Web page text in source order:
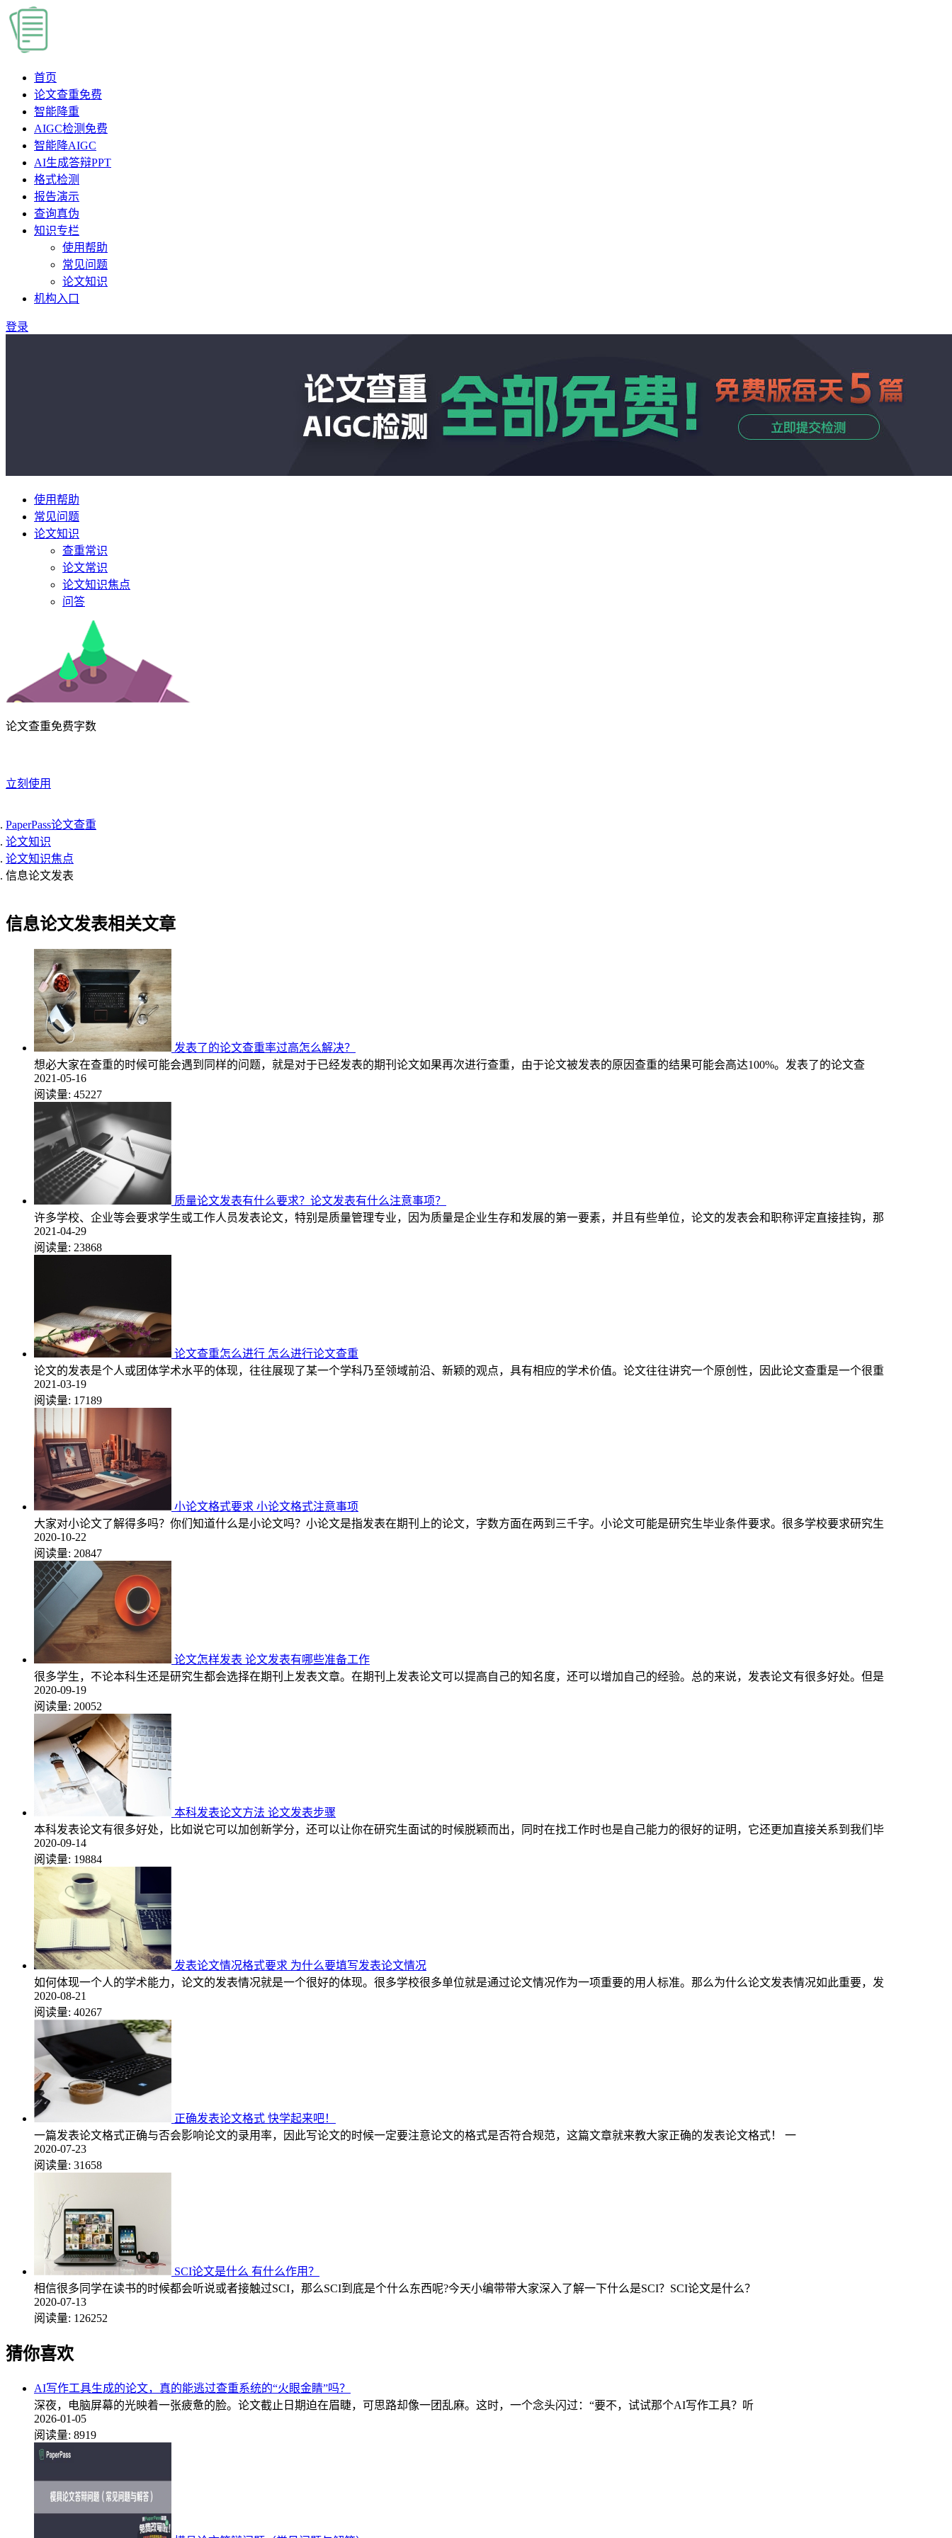
首页
论文查重免费
智能降重
AIGC检测 免费
智能降AIGC
AI生成答辩PPT
格式检测
报告演示
查询真伪
知识专栏
使用帮助
常见问题
论文知识
机构入口
登录
使用帮助
常见问题
论文知识
查重常识
论文常识
论文知识焦点
问答
论文查重免费字数
立刻使用
PaperPass论文查重
论文知识
论文知识焦点
信息论文发表
信息论文发表相关文章
发表了的论文查重率过高怎么解决？
想必大家在查重的时候可能会遇到同样的问题，就是对于已经发表的期刊论文如果再次进行查重，由于论文被发表的原因查重的结果可能会高达100%。发表了的论文查
2021-05-16
阅读量: 45227
质量论文发表有什么要求？论文发表有什么注意事项？
许多学校、企业等会要求学生或工作人员发表论文，特别是质量管理专业，因为质量是企业生存和发展的第一要素，并且有些单位，论文的发表会和职称评定直接挂钩，那
2021-04-29
阅读量: 23868
论文查重怎么进行 怎么进行论文查重
论文的发表是个人或团体学术水平的体现，往往展现了某一个学科乃至领域前沿、新颖的观点，具有相应的学术价值。论文往往讲究一个原创性，因此论文查重是一个很重
2021-03-19
阅读量: 17189
小论文格式要求 小论文格式注意事项
大家对小论文了解得多吗？你们知道什么是小论文吗？小论文是指发表在期刊上的论文，字数方面在两到三千字。小论文可能是研究生毕业条件要求。很多学校要求研究生
2020-10-22
阅读量: 20847
论文怎样发表 论文发表有哪些准备工作
很多学生，不论本科生还是研究生都会选择在期刊上发表文章。在期刊上发表论文可以提高自己的知名度，还可以增加自己的经验。总的来说，发表论文有很多好处。但是
2020-09-19
阅读量: 20052
本科发表论文方法 论文发表步骤
本科发表论文有很多好处，比如说它可以加创新学分，还可以让你在研究生面试的时候脱颖而出，同时在找工作时也是自己能力的很好的证明，它还更加直接关系到我们毕
2020-09-14
阅读量: 19884
发表论文情况格式要求 为什么要填写发表论文情况
如何体现一个人的学术能力，论文的发表情况就是一个很好的体现。很多学校很多单位就是通过论文情况作为一项重要的用人标准。那么为什么论文发表情况如此重要，发
2020-08-21
阅读量: 40267
正确发表论文格式 快学起来吧！
一篇发表论文格式正确与否会影响论文的录用率，因此写论文的时候一定要注意论文的格式是否符合规范，这篇文章就来教大家正确的发表论文格式！ 一
2020-07-23
阅读量: 31658
SCI论文是什么 有什么作用？
相信很多同学在读书的时候都会听说或者接触过SCI，那么SCI到底是个什么东西呢?今天小编带带大家深入了解一下什么是SCI？SCI论文是什么？
2020-07-13
阅读量: 126252
猜你喜欢
AI写作工具生成的论文，真的能逃过查重系统的“火眼金睛”吗？
深夜，电脑屏幕的光映着一张疲惫的脸。论文截止日期迫在眉睫，可思路却像一团乱麻。这时，一个念头闪过：“要不，试试那个AI写作工具？听
2026-01-05
阅读量: 8919